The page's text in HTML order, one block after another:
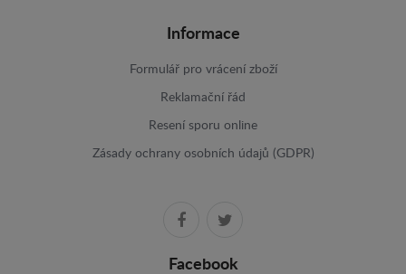
Informace
Formulář pro vrácení zboží
Reklamační řád
Resení sporu online
Zásady ochrany osobních údajů (GDPR)
Facebook